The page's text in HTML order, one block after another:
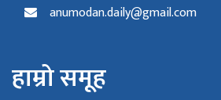
anumodan.daily@gmail.com
हाम्रो समूह